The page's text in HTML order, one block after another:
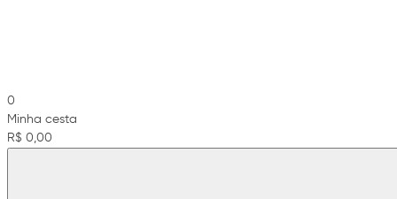
0
Minha cesta
R$ 0,00